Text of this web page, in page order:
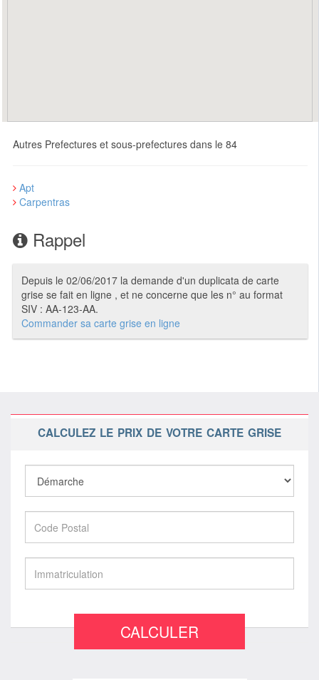
Autres Prefectures et sous-prefectures dans le 84
Apt
Carpentras
Rappel
Depuis le 02/06/2017 la demande d'un duplicata de carte
grise se fait en ligne , et ne concerne que les n° au format
SIV : AA-123-AA.
Commander sa carte grise en ligne
CALCULEZ LE PRIX DE VOTRE CARTE GRISE
CALCULER